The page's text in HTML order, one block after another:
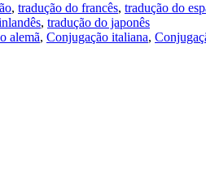
, tradução do francês, tradução do
, tradução do japonês
alemã, Conjugação italiana,